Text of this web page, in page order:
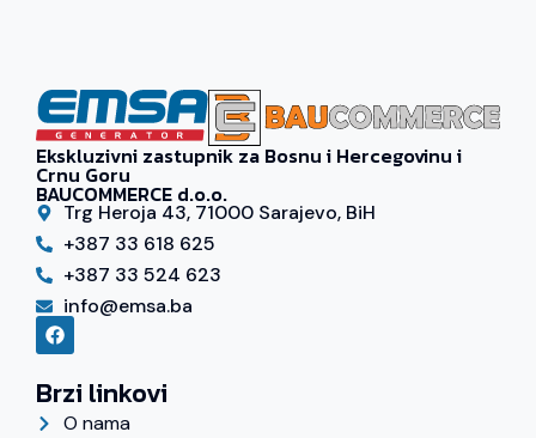
Ekskluzivni zastupnik za Bosnu i Hercegovinu i
Crnu Goru
BAUCOMMERCE d.o.o.
Trg Heroja 43, 71000 Sarajevo, BiH
+387 33 618 625
+387 33 524 623
info@emsa.ba
Brzi linkovi
O nama